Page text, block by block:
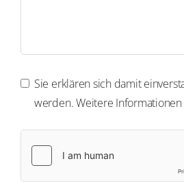
Sie erklären sich damit
werden. Weitere